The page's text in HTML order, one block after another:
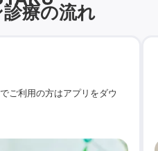
療の流れ
ご利用の方はアプリをダウ